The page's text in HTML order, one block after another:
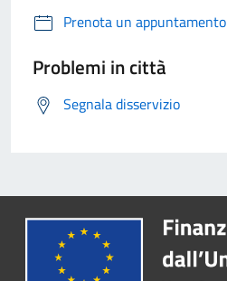
Prenota un appuntamento
Problemi in città
Segnala disservizio